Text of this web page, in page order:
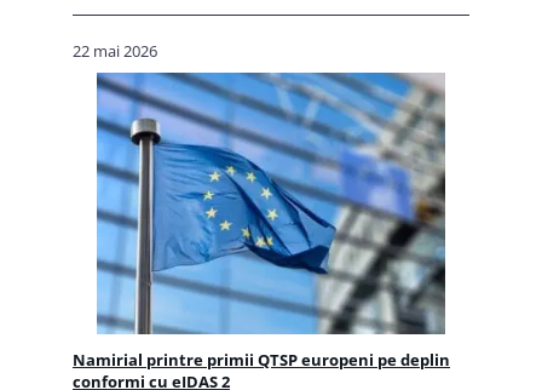
22 mai 2026
Namirial printre primii QTSP europeni pe deplin
conformi cu eIDAS 2